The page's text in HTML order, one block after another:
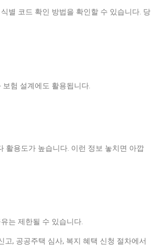
별 코드 확인 방법을 확인할 수 있습니다. 당
험 설계에도 활용됩니다.
활용도가 높습니다. 이런 정보 놓치면 아깝
는 제한될 수 있습니다.
, 공공주택 심사, 복지 혜택 신청 절차에서